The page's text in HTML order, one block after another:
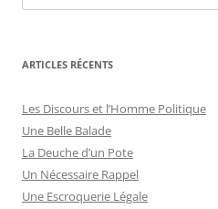
e
h
r
c
h
e
r
ARTICLES RÉCENTS
Les Discours et l’Homme Politique
Une Belle Balade
La Deuche d’un Pote
Un Nécessaire Rappel
Une Escroquerie Légale